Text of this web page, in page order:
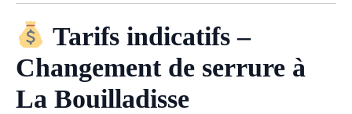
Tarifs indicatifs –
Changement de serrure à
La Bouilladisse